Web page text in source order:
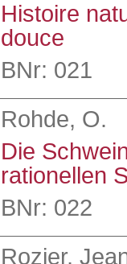
Histoire
douce
BNr: 021
Rohde, O.
Die
rationellen
BNr: 022
Rozier,